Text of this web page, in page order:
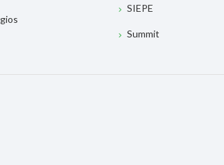
SIEPE
Summit